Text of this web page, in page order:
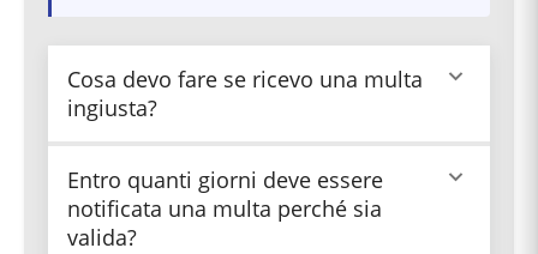
Cosa devo fare se ricevo una multa
ingiusta?
Se pensi che la multa sia illegittima, puoi
rivolgerti a un avvocato esperto in codice della
strada per verificare se ci sono i presupposti per
un ricorso. Esistono vari motivi per cui una multa
Entro quanti giorni deve essere
notificata una multa perché sia
valida?